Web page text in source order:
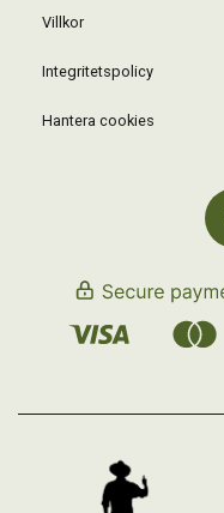
Villkor
Integritetspolicy
Hantera cookies